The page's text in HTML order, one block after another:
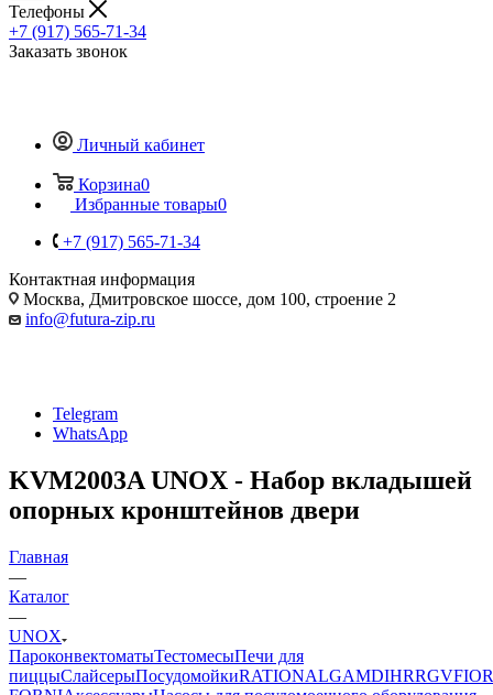
Телефоны
+7 (917) 565-71-34
Заказать звонок
Личный кабинет
Корзина0
Избранные товары0
+7 (917) 565-71-34
Контактная информация
Москва, Дмитровское шоссе, дом 100, строение 2
info@futura-zip.ru
Telegram
WhatsApp
KVM2003A UNOX - Набор вкладышей
опорных кронштейнов двери
Главная
—
Каталог
—
UNOX
ПароконвектоматыТестомесыПечи для
пиццыСлайсерыПосудомойкиRATIONALGAMDIHRRGV